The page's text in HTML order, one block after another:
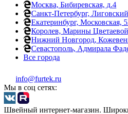
Москва, Бибиревская, д.4
Санкт-Петербург,
Екатеринбург, Московская,
Королев, Марины
Нижний Новгород,
Севастополь, Адмирала
Все города
info@furtek.ru
Мы в соц сетях:
Швейный интернет-магазин.